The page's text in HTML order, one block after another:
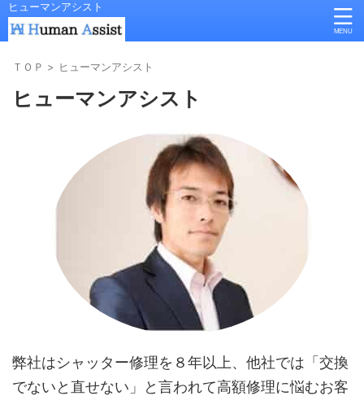
ヒューマンアシスト
ＴＯＰ > ヒューマンアシスト
ヒューマンアシスト
弊社はシャッター修理を８年以上、他社では「交換
でないと直せない」と言われて高額修理に悩むお客